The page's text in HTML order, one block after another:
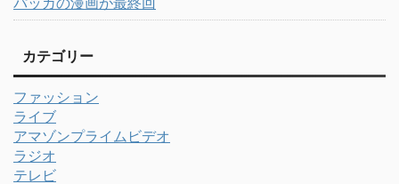
カテゴリー
ファッション
ライブ
アマゾンプライムビデオ
ラジオ
テレビ